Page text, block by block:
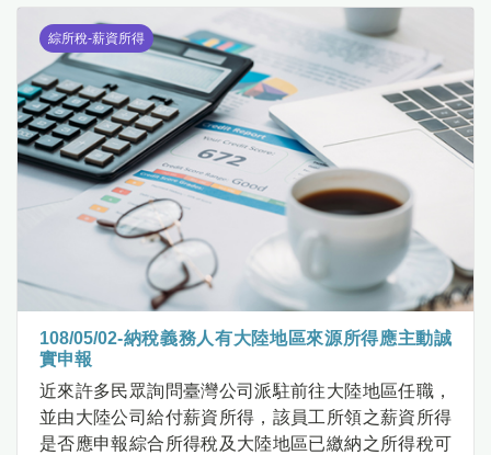
綜所稅-薪資所得
108/05/02-納稅義務人有大陸地區來源所得應主動誠
實申報
近來許多民眾詢問臺灣公司派駐前往大陸地區任職，
並由大陸公司給付薪資所得，該員工所領之薪資所得
是否應申報綜合所得稅及大陸地區已繳納之所得稅可